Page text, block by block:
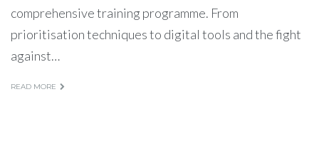
comprehensive training programme. From
prioritisation techniques to digital tools and the fight
against…
READ MORE